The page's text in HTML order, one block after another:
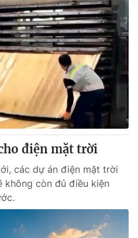
VTV.vn khi phát hành lại
điện mặt trời
các dự án điện mặt trời
không còn đủ điều kiện